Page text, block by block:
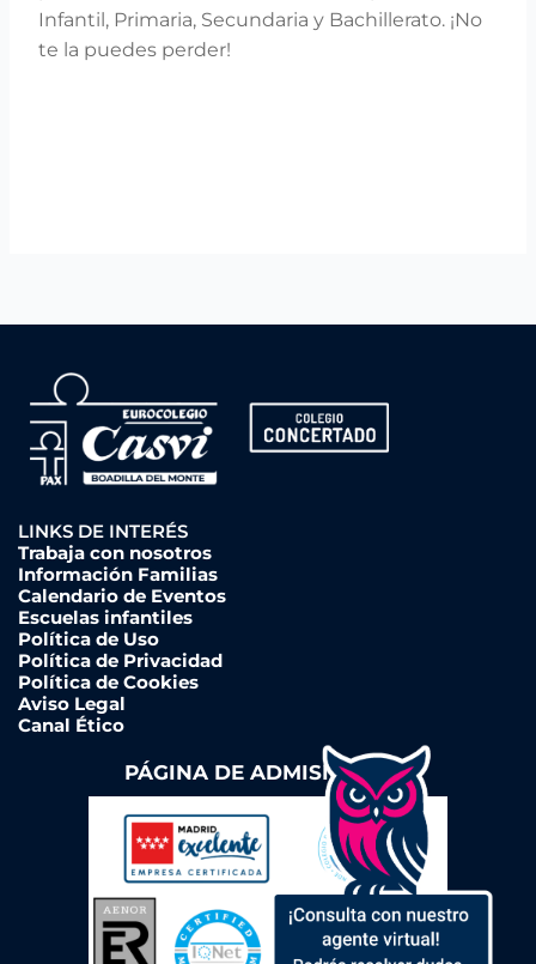
Infantil, Primaria, Secundaria y Bachillerato. ¡No
te la puedes perder!
LINKS DE INTERÉS
Trabaja con nosotros
Información Familias
Calendario de Eventos
Escuelas infantiles
Política de Uso
Política de Privacidad
Política de Cookies
Aviso Legal
Canal Ético
PÁGINA DE ADMISIONES ➔